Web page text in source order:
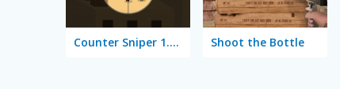
Counter Sniper 1.6: Egypt Shoot the Bottle